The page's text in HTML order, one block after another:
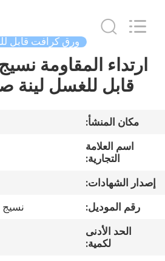
المنزل
معلومات
جولة
BMPAPER
CO.,LTD.
ورق كرافت قابل
ارتداء المقاومة
قابل للغسل لينة
مكان المنشأ:
اسم العلامة
التجارية:
إصدار الشهادات:
رقم الموديل:
الحد الأدنى
لكمية: